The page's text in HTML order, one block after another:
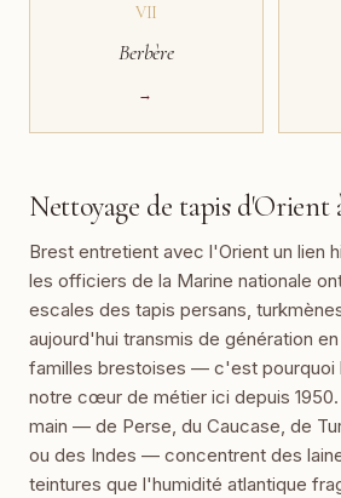
VII
Berbère
→
Nettoyage de tapis d'Orient
Brest entretient avec l'Orient un lien
les officiers de la Marine nationale
escales des tapis persans,
aujourd'hui transmis de génération
familles brestoises — c'est pourquoi
notre cœur de métier ici depuis
main — de Perse, du Caucase, de
ou des Indes — concentrent des
teintures que l'humidité atlantique